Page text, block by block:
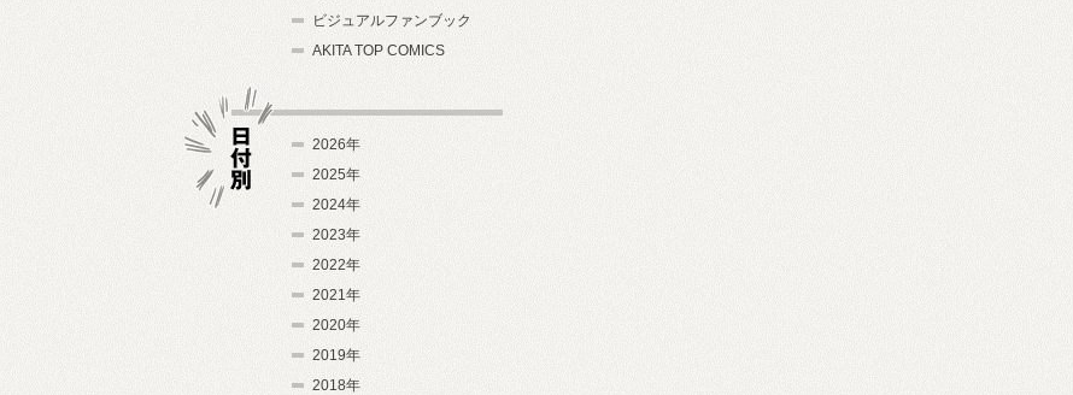
ビジュアルファンブック
AKITA TOP COMICS
2026年
2025年
2024年
2023年
2022年
2021年
2020年
2019年
2018年